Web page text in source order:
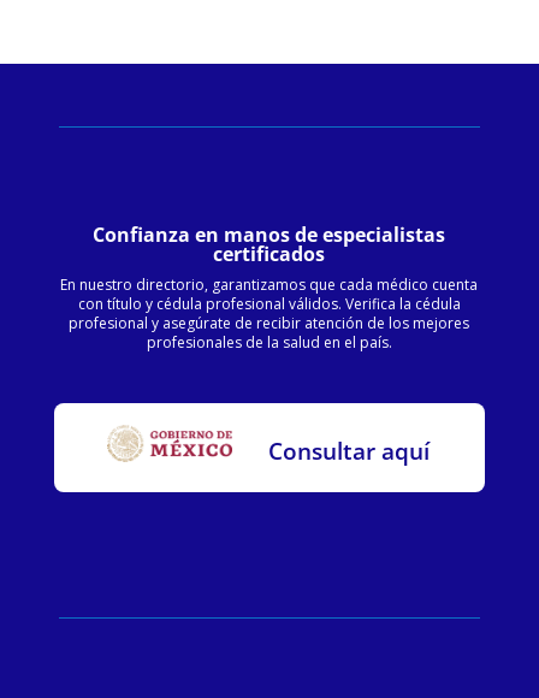
Confianza en manos de especialistas
certificados
En nuestro directorio, garantizamos que cada médico cuenta
con título y cédula profesional válidos. Verifica la cédula
profesional y asegúrate de recibir atención de los mejores
profesionales de la salud en el país.
Consultar aquí